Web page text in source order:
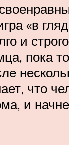
«в
и
пока
что
и